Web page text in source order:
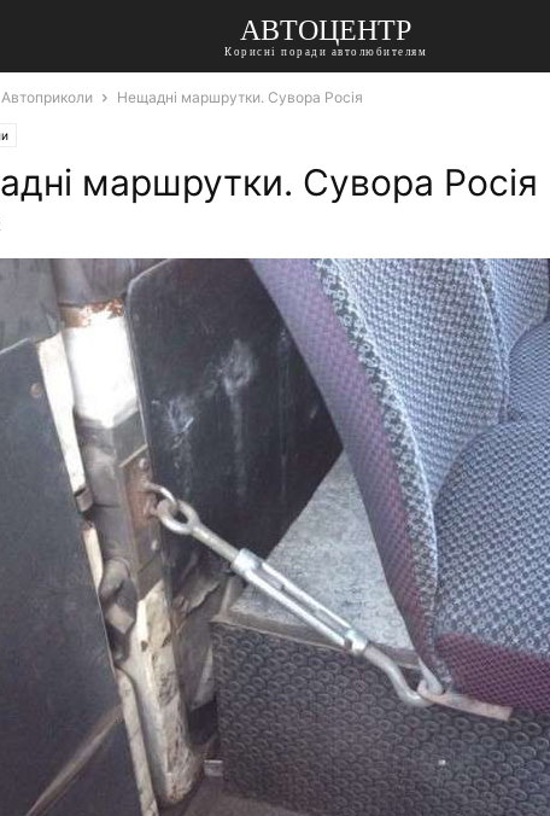
АВТОЦЕНТР
Корисні поради автолюбителям
Автоприколи Нещадні маршрутки. Сувора Росія
маршрутки. Сувора Росія